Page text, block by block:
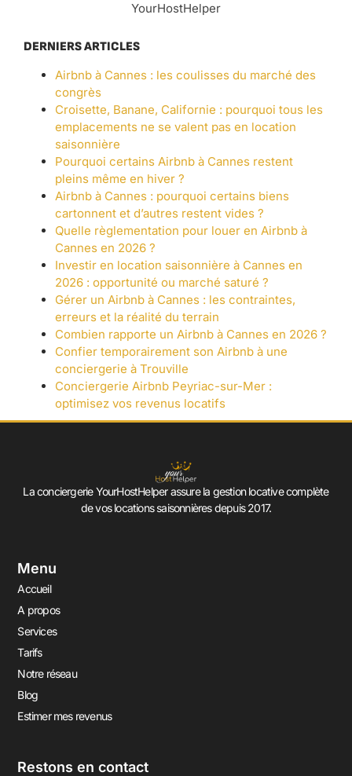
YourHostHelper
DERNIERS ARTICLES
Airbnb à Cannes : les coulisses du marché des
congrès
Croisette, Banane, Californie : pourquoi tous les
emplacements ne se valent pas en location
saisonnière
Pourquoi certains Airbnb à Cannes restent
pleins même en hiver ?
Airbnb à Cannes : pourquoi certains biens
cartonnent et d’autres restent vides ?
Quelle règlementation pour louer en Airbnb à
Cannes en 2026 ?
Investir en location saisonnière à Cannes en
2026 : opportunité ou marché saturé ?
Gérer un Airbnb à Cannes : les contraintes,
erreurs et la réalité du terrain
Combien rapporte un Airbnb à Cannes en 2026 ?
Confier temporairement son Airbnb à une
conciergerie à Trouville
Conciergerie Airbnb Peyriac-sur-Mer :
optimisez vos revenus locatifs
La conciergerie YourHostHelper assure la gestion locative complète
de vos locations saisonnières depuis 2017.
Menu
Accueil
A propos
Services
Tarifs
Notre réseau
Blog
Estimer mes revenus
Restons en contact